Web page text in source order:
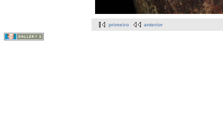
primeiro anterior